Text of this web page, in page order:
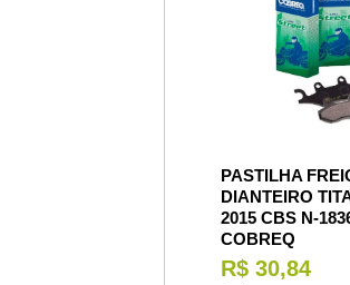
PASTILHA
DIANTEIRO
2015 CBS N-
COBREQ
R$ 30,84